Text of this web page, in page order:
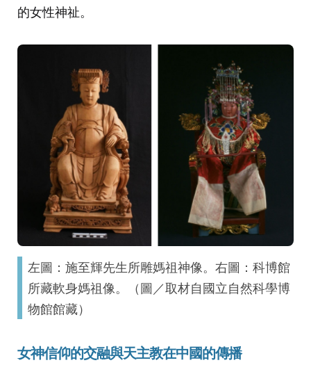
的女性神祉。
左圖：施至輝先生所雕媽祖神像。右圖：科博館
所藏軟身媽祖像。（圖／取材自國立自然科學博
物館館藏）
女神信仰的交融與天主教在中國的傳播